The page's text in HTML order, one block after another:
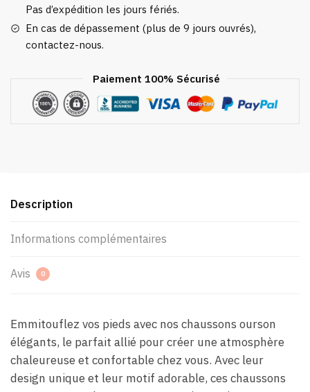
Pas d’expédition les jours fériés.
En cas de dépassement (plus de 9 jours ouvrés),
contactez-nous.
Paiement 100% Sécurisé
Description
Informations complémentaires
Avis 0
Emmitouflez vos pieds avec nos chaussons ourson
élégants, le parfait allié pour créer une atmosphère
chaleureuse et confortable chez vous. Avec leur
design unique et leur motif adorable, ces chaussons